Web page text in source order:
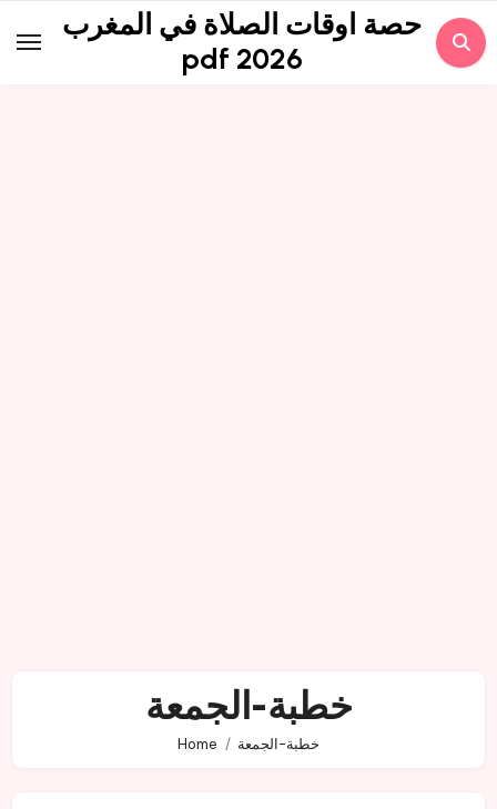
to
حصة اوقات الصلاة في المغرب
pdf 2026
خطبة-الجمعة
Home خطبة-الجمعة